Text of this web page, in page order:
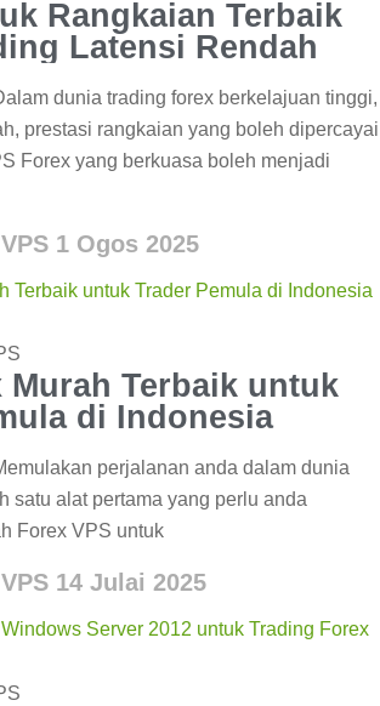
Rangkaian Terbaik
Latensi Rendah
dunia trading forex berkelajuan tinggi,
prestasi rangkaian yang boleh dipercayai
Forex yang berkuasa boleh menjadi
1 Ogos 2025
Murah Terbaik untuk
di Indonesia
perjalanan anda dalam dunia
satu alat pertama yang perlu anda
Forex VPS untuk
14 Julai 2025